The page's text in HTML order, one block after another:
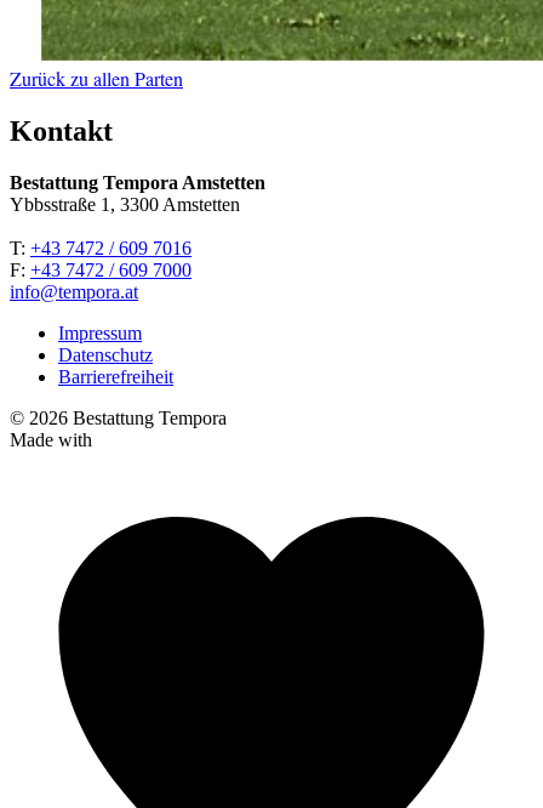
Zurück zu allen Parten
Kontakt
Bestattung Tempora Amstetten
Ybbsstraße 1, 3300 Amstetten
T: +43 7472 / 609 7016
F: +43 7472 / 609 7000
info@tempora.at
Impressum
Datenschutz
Barrierefreiheit
© 2026 Bestattung Tempora
Made with